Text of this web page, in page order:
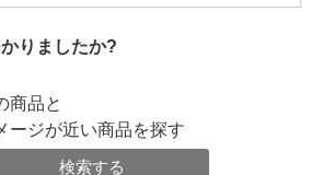
りましたか?
商品と
ージが近い商品を探す
検索する